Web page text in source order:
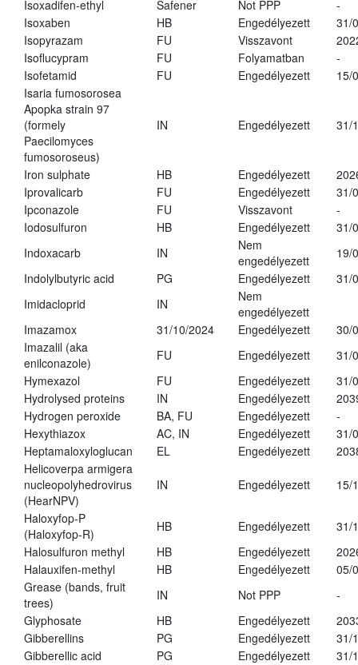
Isoxadifen-ethyl
Safener Not PPP
-
Isoxaben
HB Engedélyezett
31/
Isopyrazam
FU Visszavont
Isoflucypram
FU Folyamatban
-
Isofetamid
FU Engedélyezett
15/
Isaria fumosorosea
Apopka strain 97
(formely
Paecilomyces
fumosoroseus)
IN Engedélyezett 31/
Iron sulphate HB Engedélyezett
Iprovalicarb
FU Engedélyezett
31/
Ipconazole
FU Visszavont
-
Iodosulfuron
HB Engedélyezett
31/
Indoxacarb
IN
Nem
engedélyezett
19/
Indolylbutyric acid
PG Engedélyezett
31/
Imidacloprid
IN
Nem
engedélyezett
Imazamox
31/10/2024 Engedélyezett
30/
Imazalil (aka
enilconazole)
FU Engedélyezett
31/
Hymexazol
FU Engedélyezett
31/
Hydrolysed proteins
IN Engedélyezett
Hydrogen peroxide
BA, FU Engedélyezett
-
Hexythiazox
AC, IN Engedélyezett
31/
Heptamaloxyloglucan
EL Engedélyezett
Helicoverpa armigera
nucleopolyhedrovirus
(HearNPV)
IN Engedélyezett 15/
Haloxyfop-P
(Haloxyfop-R)
HB Engedélyezett
31/
Halosulfuron methyl
HB Engedélyezett
Halauxifen-methyl
HB Engedélyezett
05/
Grease (bands, fruit
trees)
IN Not PPP
-
Glyphosate
HB Engedélyezett
Gibberellins
PG Engedélyezett
31/
Gibberellic acid
PG Engedélyezett
31/